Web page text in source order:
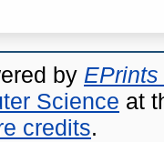
by EPrints
Science at
credits.